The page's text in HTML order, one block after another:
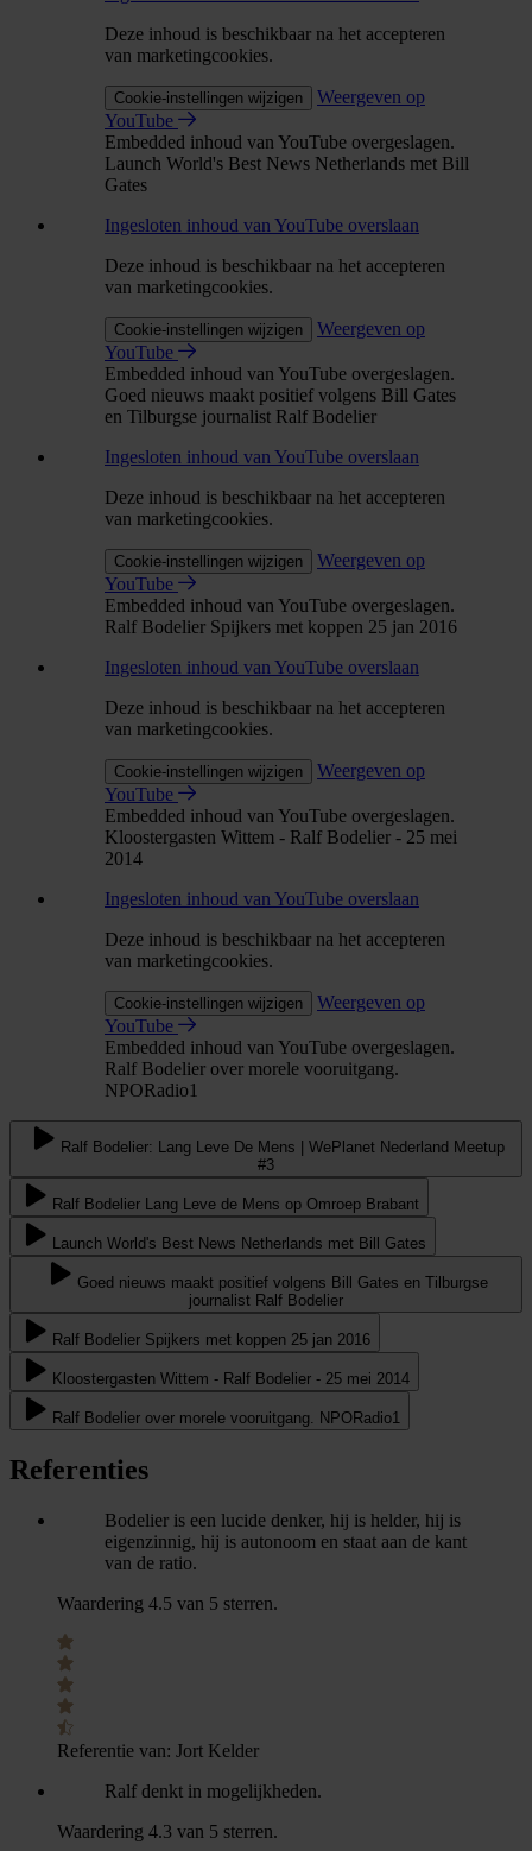
Deze inhoud is beschikbaar na het accepteren
van marketingcookies.
Cookie-instellingen wijzigen
Weergeven op
YouTube
Embedded inhoud van YouTube overgeslagen.
Launch World's Best News Netherlands met Bill
Gates
Ingesloten inhoud van YouTube overslaan
Deze inhoud is beschikbaar na het accepteren
van marketingcookies.
Cookie-instellingen wijzigen
Weergeven op
YouTube
Embedded inhoud van YouTube overgeslagen.
Goed nieuws maakt positief volgens Bill Gates
en Tilburgse journalist Ralf Bodelier
Ingesloten inhoud van YouTube overslaan
Deze inhoud is beschikbaar na het accepteren
van marketingcookies.
Cookie-instellingen wijzigen
Weergeven op
YouTube
Embedded inhoud van YouTube overgeslagen.
Ralf Bodelier Spijkers met koppen 25 jan 2016
Ingesloten inhoud van YouTube overslaan
Deze inhoud is beschikbaar na het accepteren
van marketingcookies.
Cookie-instellingen wijzigen
Weergeven op
YouTube
Embedded inhoud van YouTube overgeslagen.
Kloostergasten Wittem - Ralf Bodelier - 25 mei
2014
Ingesloten inhoud van YouTube overslaan
Deze inhoud is beschikbaar na het accepteren
van marketingcookies.
Cookie-instellingen wijzigen
Weergeven op
YouTube
Embedded inhoud van YouTube overgeslagen.
Ralf Bodelier over morele vooruitgang.
NPORadio1
Ralf Bodelier: Lang Leve De Mens | WePlanet Nederland Meetup
#3
Ralf Bodelier Lang Leve de Mens op Omroep Brabant
Launch World's Best News Netherlands met Bill Gates
Goed nieuws maakt positief volgens Bill Gates en Tilburgse
journalist Ralf Bodelier
Ralf Bodelier Spijkers met koppen 25 jan 2016
Kloostergasten Wittem - Ralf Bodelier - 25 mei 2014
Ralf Bodelier over morele vooruitgang. NPORadio1
Referenties
Bodelier is een lucide denker, hij is helder, hij is
eigenzinnig, hij is autonoom en staat aan de kant
van de ratio.
Waardering 4.5 van 5 sterren.
Referentie van: Jort Kelder
Ralf denkt in mogelijkheden.
Waardering 4.3 van 5 sterren.